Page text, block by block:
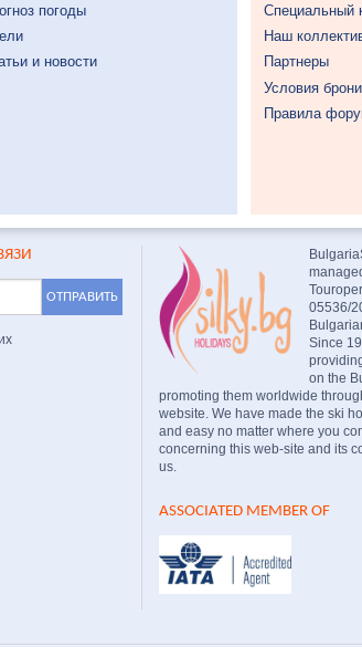
погоды
и новости
Специальный
Наш
Партнеры
Условия
Правила
05536/
Since
on the
promoting them worldwide
website. We have made the ski
and easy no matter where you
concerning this web-site and its
us.
ASSOCIATED MEMBER OF